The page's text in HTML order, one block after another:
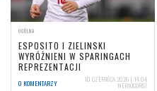
OGÓLNA
ESPOSITO I ZIELINSKI
WYRÓŻNIENI W SPARINGACH
REPREZENTACJI
0 KOMENTARZY 10 CZERWCA 2026 | 14:04
NERIOCORSI